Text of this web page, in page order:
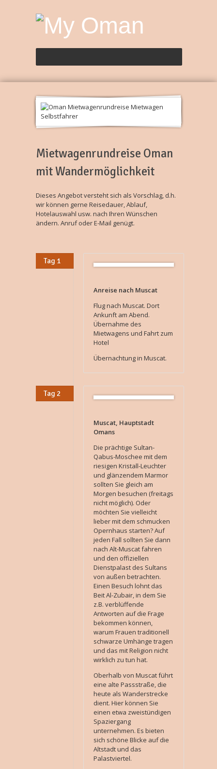
Mietwagenrundreise Oman
mit Wandermöglichkeit
Dieses Angebot versteht sich als Vorschlag, d.h.
wir können gerne Reisedauer, Ablauf,
Hotelauswahl usw. nach Ihren Wünschen
ändern. Anruf oder E-Mail genügt.
Tag 1
Anreise nach Muscat
Flug nach Muscat. Dort
Ankunft am Abend.
Übernahme des
Mietwagens und Fahrt zum
Hotel
Übernachtung in Muscat.
Tag 2
Muscat, Hauptstadt
Omans
Die prächtige Sultan-
Qabus-Moschee mit dem
riesigen Kristall-Leuchter
und glänzendem Marmor
sollten Sie gleich am
Morgen besuchen (freitags
nicht möglich). Oder
möchten Sie vielleicht
lieber mit dem schmucken
Opernhaus starten? Auf
jeden Fall sollten Sie dann
nach Alt-Muscat fahren
und den offiziellen
Dienstpalast des Sultans
von außen betrachten.
Einen Besuch lohnt das
Beit Al-Zubair, in dem Sie
z.B. verblüffende
Antworten auf die Frage
bekommen können,
warum Frauen traditionell
schwarze Umhänge tragen
und das mit Religion nicht
wirklich zu tun hat.
Oberhalb von Muscat führt
eine alte Passstraße, die
heute als Wanderstrecke
dient. Hier können Sie
einen etwa zweistündigen
Spaziergang
unternehmen. Es bieten
sich schöne Blicke auf die
Altstadt und das
Palastviertel.